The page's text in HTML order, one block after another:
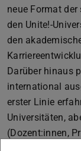
neue Format
den Unite!-
den
Darüber hinaus
international
erster Linie
Universitäten,
(Dozent:innen,